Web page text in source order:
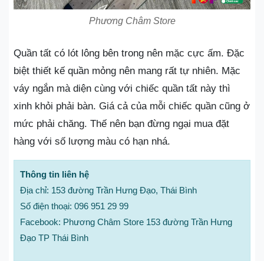
Phương Châm Store
Quần tất có lót lông bên trong nên mặc cực ấm. Đặc
biệt thiết kế quần mỏng nên mang rất tự nhiên. Mặc
váy ngắn mà diện cùng với chiếc quần tất này thì
xinh khỏi phải bàn. Giá cả của mỗi chiếc quần cũng ở
mức phải chăng. Thế nên bạn đừng ngại mua đặt
hàng với số lượng màu có hạn nhá.
Thông tin liên hệ
Địa chỉ: 153 đường Trần Hưng Đạo, Thái Bình
Số điện thoại: 096 951 29 99
Facebook: Phương Châm Store 153 đường Trần Hưng
Đạo TP Thái Bình